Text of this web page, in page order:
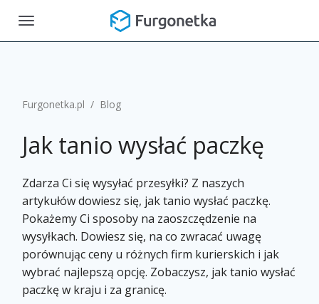
Toggle
Furgonetka.pl / Blog
Jak tanio wysłać paczkę
Zdarza Ci się wysyłać przesyłki? Z naszych
artykułów dowiesz się, jak tanio wysłać paczkę.
Pokażemy Ci sposoby na zaoszczędzenie na
wysyłkach. Dowiesz się, na co zwracać uwagę
porównując ceny u różnych firm kurierskich i jak
wybrać najlepszą opcję. Zobaczysz, jak tanio wysłać
paczkę w kraju i za granicę.